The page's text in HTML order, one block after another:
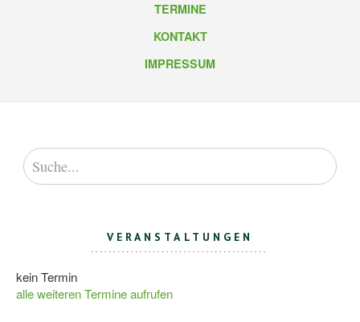
TERMINE
KONTAKT
IMPRESSUM
VERANSTALTUNGEN
kein Termin
alle weiteren Termine aufrufen